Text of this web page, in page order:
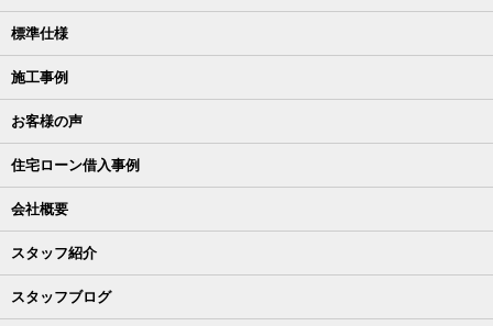
標準仕様
施工事例
お客様の声
住宅ローン借入事例
会社概要
スタッフ紹介
スタッフブログ